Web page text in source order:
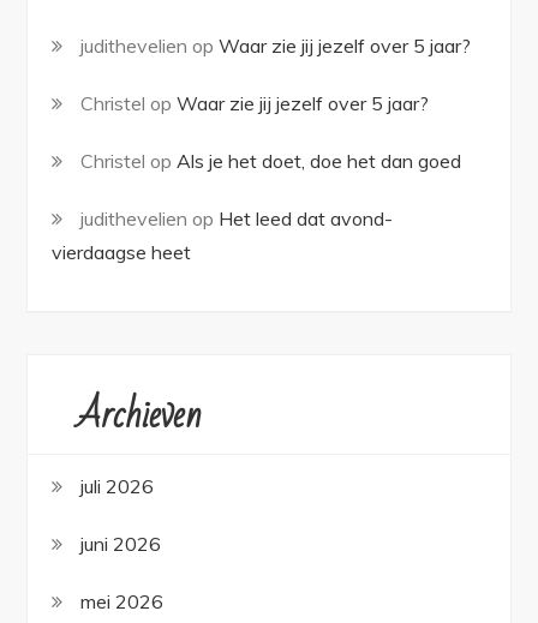
judithevelien opWaar zie jij jezelf over 5 jaar?
Christel opWaar zie jij jezelf over 5 jaar?
Christel opAls je het doet, doe het dan goed
judithevelien op Het leed dat avond-
vierdaagse heet
Archieven
juli 2026
juni 2026
mei 2026